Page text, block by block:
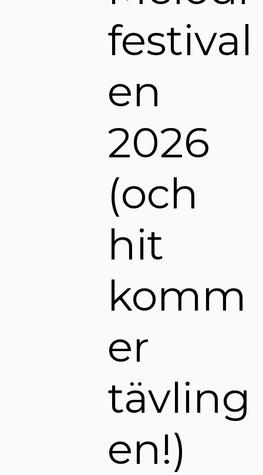
festival
en
2026
(och
hit
komm
er
tävling
en!)